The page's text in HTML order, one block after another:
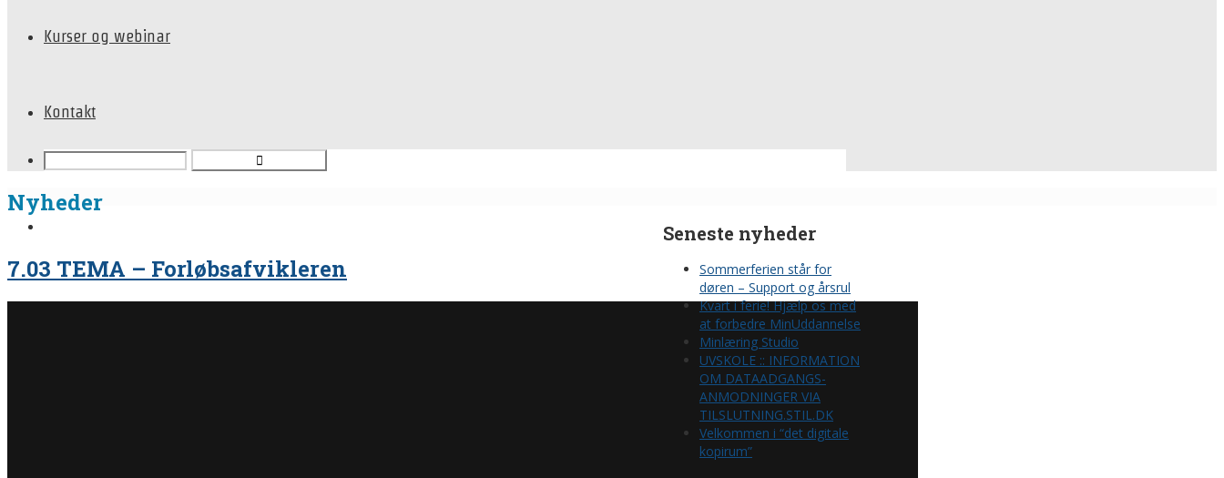
Kurser og webinar
Kontakt
Nyheder
7.03 TEMA – Forløbsafvikleren
Seneste nyheder
Sommerferien står for
døren – Support og årsrul
Kvart i ferie! Hjælp os med
at forbedre MinUddannelse
Minlæring Studio
UVSKOLE :: INFORMATION
OM DATAADGANGS-
ANMODNINGER VIA
TILSLUTNING.STIL.DK
Velkommen i “det digitale
kopirum”